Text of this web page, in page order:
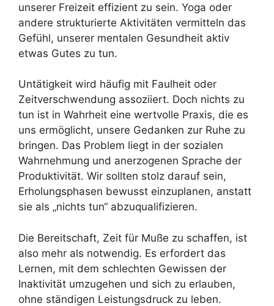
unserer Freizeit effizient zu sein. Yoga oder
andere strukturierte Aktivitäten vermitteln das
Gefühl, unserer mentalen Gesundheit aktiv
etwas Gutes zu tun.
Untätigkeit wird häufig mit Faulheit oder
Zeitverschwendung assoziiert. Doch nichts zu
tun ist in Wahrheit eine wertvolle Praxis, die es
uns ermöglicht, unsere Gedanken zur Ruhe zu
bringen. Das Problem liegt in der sozialen
Wahrnehmung und anerzogenen Sprache der
Produktivität. Wir sollten stolz darauf sein,
Erholungsphasen bewusst einzuplanen, anstatt
sie als „nichts tun“ abzuqualifizieren.
Die Bereitschaft, Zeit für Muße zu schaffen, ist
also mehr als notwendig. Es erfordert das
Lernen, mit dem schlechten Gewissen der
Inaktivität umzugehen und sich zu erlauben,
ohne ständigen Leistungsdruck zu leben.